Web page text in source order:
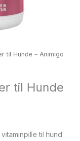
til Hunde – Animigo
til Hunde
til hund